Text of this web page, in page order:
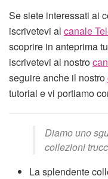
Se siete interessati ai
iscrivetevi al canale
scoprire in anteprima
iscrivetevi al nostro
seguire anche il nostro
tutorial e vi portiamo
Diamo uno
collezioni
La splendente